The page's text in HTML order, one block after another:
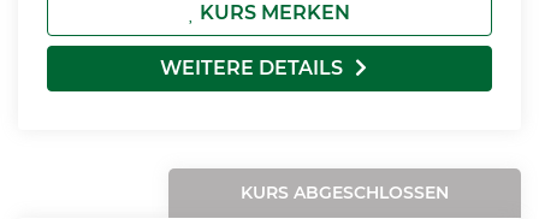
KURS MERKEN
WEITERE DETAILS
KURS ABGESCHLOSSEN